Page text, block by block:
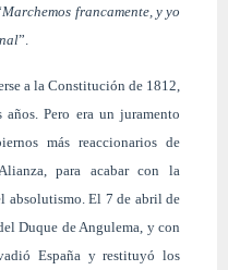
Marchemos francamente, y yo
”.
a la Constitución de 1812,
Pero era un juramento
más reaccionarios de
para acabar con la
absolutismo. El 7 de abril de
Duque de Angulema, y con
España y restituyó los